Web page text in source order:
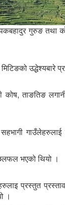
गुरुङ तथा
उद्धेश्यबारे
कोष, ताङतिङ
गाउँलेहरुलाई
भएको थियो ।
प्रस्तुत
।